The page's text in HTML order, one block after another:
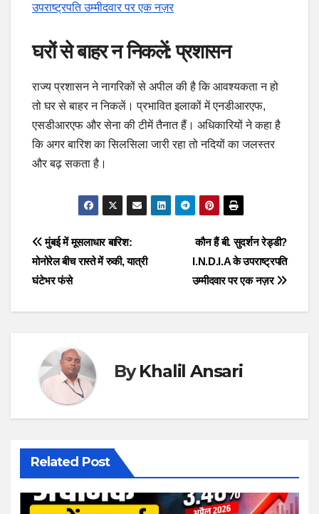
उपराष्ट्रपति उम्मीदवार पर एक नज़र
घरों से बाहर न निकलें: प्रशासन
राज्य प्रशासन ने नागरिकों से अपील की है कि आवश्यकता न हो
तो घर से बाहर न निकलें। प्रभावित इलाकों में एनडीआरएफ,
एसडीआरएफ और सेना की टीमें तैनात हैं। अधिकारियों ने कहा है
कि अगर बारिश का सिलसिला जारी रहा तो नदियों का जलस्तर
और बढ़ सकता है।
Post
navigation
कौन हैं बी. सुदर्शन रेड्डी?
I.N.D.I.A के उपराष्ट्रपति
उम्मीदवार पर एक नज़र
मुंबई में मूसलाधार बारिश:
मोनोरेल बीच रास्ते में रुकी, यात्री
घंटेभर फंसे
ByKhalil Ansari
Related Post